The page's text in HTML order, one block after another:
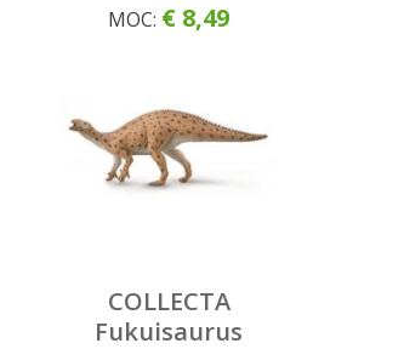
MOC: € 8,49
COLLECTA
Fukuisaurus